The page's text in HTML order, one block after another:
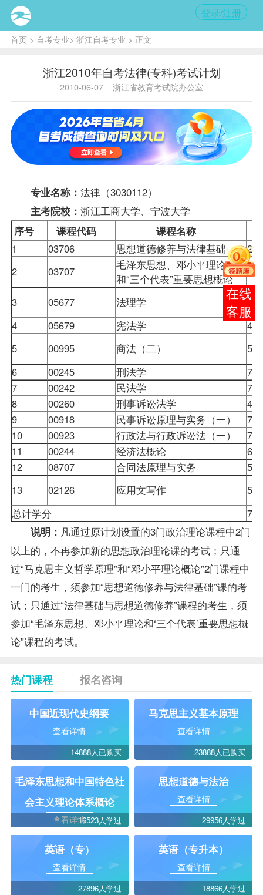
登录/注册
首页> 自考专业> 浙江自考专业 > 正文
浙江2010年自考法律(专科)考试计划
2010-06-07 浙江省教育考试院办公室
专业名称： 法律（3030112）
主考院校： 浙江工商大学、宁波大学
序号 课程代码 课程名称
1
03706 思想道德修养与法律基础
2
2
03707
毛泽东思想、邓小平理论
和“三个代表”重要思想概论
4
3 05677 法理学
7
4
05679 宪法学
4
5
00995 商法（二）
5
6
00245 刑法学
7
7
00242 民法学
7
8
00260 刑事诉讼法学
4
9
00918 民事诉讼原理与实务（一） 7
10
00923 行政法与行政诉讼法（一） 7
11
00244 经济法概论
6
12
08707 合同法原理与实务
5
13
02126 应用文写作
5
总计学分
说明： 凡通过原计划设置的3门政治理论课程中2门
以上的，不再参加新的思想政治理论课的考试；只通
过“马克思主义哲学原理”和“邓小平理论概论”2门课程中
一门的考生，须参加“思想道德修养与法律基础”课的考
试；只通过“法律基础与思想道德修养”课程的考生，须
参加“毛泽东思想、邓小平理论和‘三个代表’重要思想概
论”课程的考试。
热门课程 报名咨询
中国近现代史纲要
查看详情
14888人已购买
马克思主义基本原理
查看详情
23888人已购买
毛泽东思想和中国特色社
会主义理论体系概论
查看详情16523人学过
思想道德与法治
查看详情
29956人学过
英语（专）
查看详情
27896人学过
英语（专升本）
查看详情
18866人学过
报考
咨询